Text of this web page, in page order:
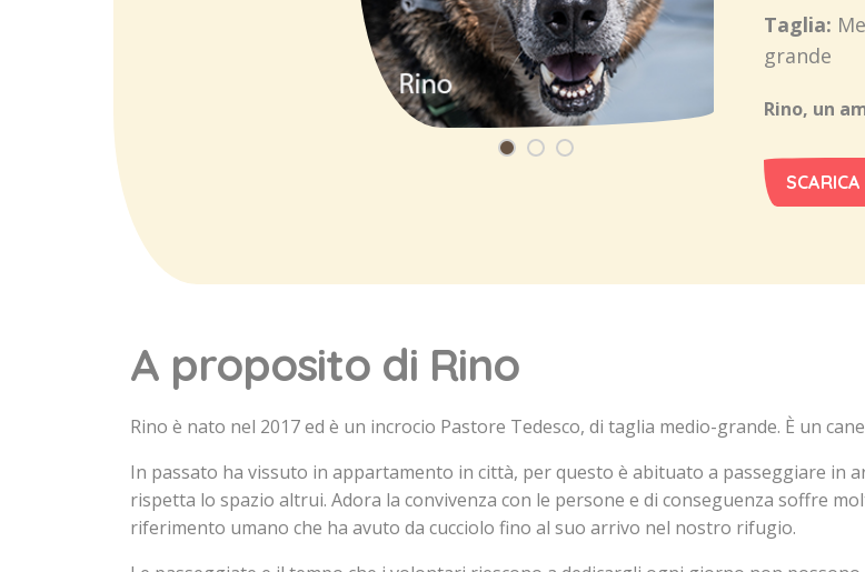
Taglia:
grande
Rino, un
A proposito di Rino
Rino è nato nel 2017 ed è un incrocio Pastore Tedesco, di taglia medio-grande. È un
In passato ha vissuto in appartamento in città, per questo è abituato a passeggiare in
rispetta lo spazio altrui. Adora la convivenza con le persone e di conseguenza soffre
riferimento umano che ha avuto da cucciolo fino al suo arrivo nel nostro rifugio.